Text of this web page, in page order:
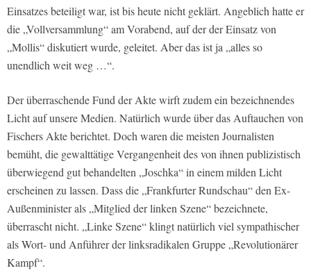
Einsatzes beteiligt war, ist bis heute nicht geklärt. Angeblich hatte er
die „Vollversammlung“ am Vorabend, auf der der Einsatz von
„Mollis“ diskutiert wurde, geleitet. Aber das ist ja „alles so
unendlich weit weg …“.
Der überraschende Fund der Akte wirft zudem ein bezeichnendes
Licht auf unsere Medien. Natürlich wurde über das Auftauchen von
Fischers Akte berichtet. Doch waren die meisten Journalisten
bemüht, die gewalttätige Vergangenheit des von ihnen publizistisch
überwiegend gut behandelten „Joschka“ in einem milden Licht
erscheinen zu lassen. Dass die „Frankfurter Rundschau“ den Ex-
Außenminister als „Mitglied der linken Szene“ bezeichnete,
überrascht nicht. „Linke Szene“ klingt natürlich viel sympathischer
als Wort- und Anführer der linksradikalen Gruppe „Revolutionärer
Kampf“.